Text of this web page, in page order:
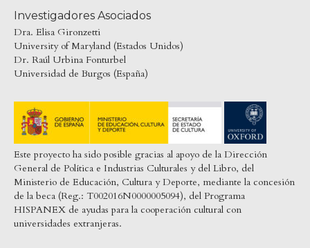
Investigadores Asociados
Dra. Elisa Gironzetti
University of Maryland (Estados Unidos)
Dr. Raúl Urbina Fonturbel
Universidad de Burgos (España)
Este proyecto ha sido posible gracias al apoyo de la Dirección
General de Política e Industrias Culturales y del Libro, del
Ministerio de Educación, Cultura y Deporte, mediante la concesión
de la beca (Reg.: T002016N0000005094), del Programa
HISPANEX de ayudas para la cooperación cultural con
universidades extranjeras.